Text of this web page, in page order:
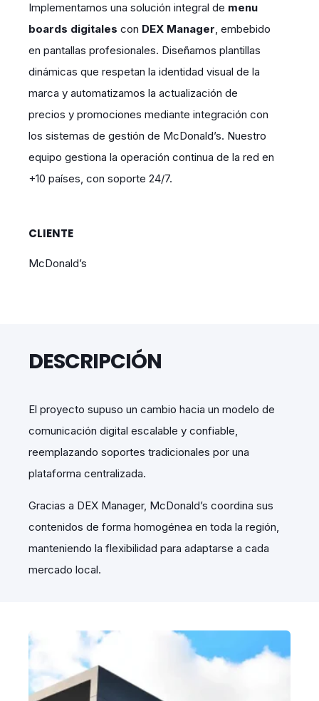
Implementamos una solución integral de menu
boards digitales con DEX Manager, embebido
en pantallas profesionales. Diseñamos plantillas
dinámicas que respetan la identidad visual de la
marca y automatizamos la actualización de
precios y promociones mediante integración con
los sistemas de gestión de McDonald’s. Nuestro
equipo gestiona la operación continua de la red en
+10 países, con soporte 24/7.
CLIENTE
McDonald’s
DESCRIPCIÓN
El proyecto supuso un cambio hacia un modelo de
comunicación digital escalable y confiable,
reemplazando soportes tradicionales por una
plataforma centralizada.
Gracias a DEX Manager, McDonald’s coordina sus
contenidos de forma homogénea en toda la región,
manteniendo la flexibilidad para adaptarse a cada
mercado local.